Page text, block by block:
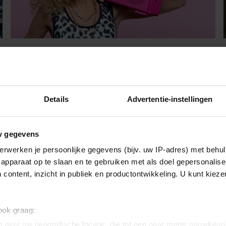
Details Advertentie-instellingen
gegevens
je persoonlijke gegevens (bijv. uw IP-adres) met
op te slaan en te gebruiken met als doel
content, inzicht in publiek en productontwikkeling. U kunt
graag:
Als je goed om je heen kijkt zie je de jaren tachtig-
het gisteren was. Ben jij in de jaren 80 geboren? Dan
herken je dit.